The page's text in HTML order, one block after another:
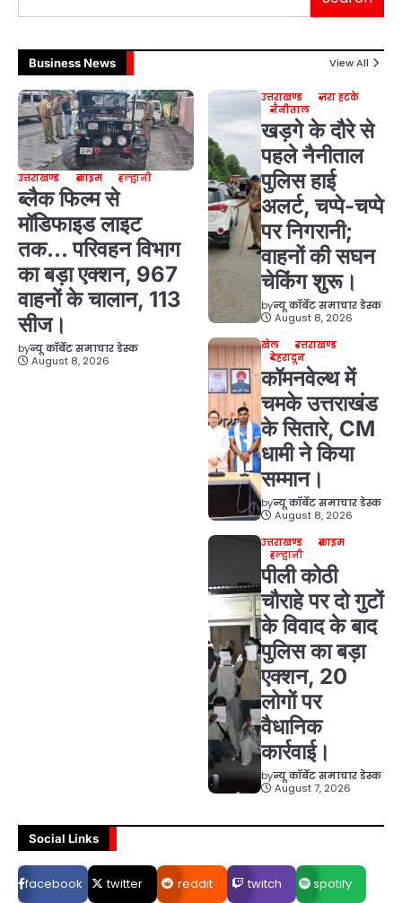
Business News View All
उत्तराखण्ड क्राइम हल्द्वानी
ब्लैक फिल्म से
मॉडिफाइड लाइट
तक… परिवहन विभाग
का बड़ा एक्शन, 967
वाहनों के चालान, 113
सीज।
byन्यू कॉर्बेट समाचार डेस्क
August 8, 2026
उत्तराखण्ड
ज़रा हटके
नैनीताल
खड़गे के दौरे से
पहले नैनीताल
पुलिस हाई
अलर्ट, चप्पे-चप्पे
पर निगरानी;
वाहनों की सघन
चेकिंग शुरू।
byन्यू कॉर्बेट समाचार डेस्क
August 8, 2026
खेल
उत्तराखण्ड
देहरादून
कॉमनवेल्थ में
चमके उत्तराखंड
के सितारे, CM
धामी ने किया
सम्मान।
byन्यू कॉर्बेट समाचार डेस्क
August 8, 2026
उत्तराखण्ड
क्राइम
हल्द्वानी
पीली कोठी
चौराहे पर दो गुटों
के विवाद के बाद
पुलिस का बड़ा
एक्शन, 20
लोगों पर
वैधानिक
कार्रवाई।
byन्यू कॉर्बेट समाचार डेस्क
August 7, 2026
Social Links
facebook twitter reddit twitch spotify